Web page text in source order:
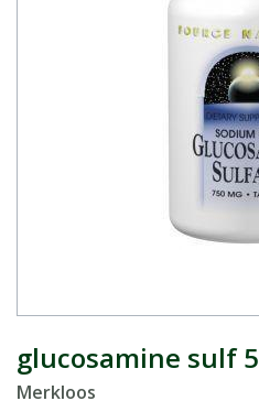
glucosamine sulf
Merkloos